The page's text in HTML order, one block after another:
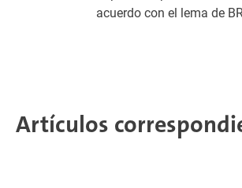
acuerdo con el lema de
Artículos